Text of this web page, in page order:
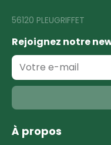
56120 PLEUGRIFFET
Rejoignez notre
À propos